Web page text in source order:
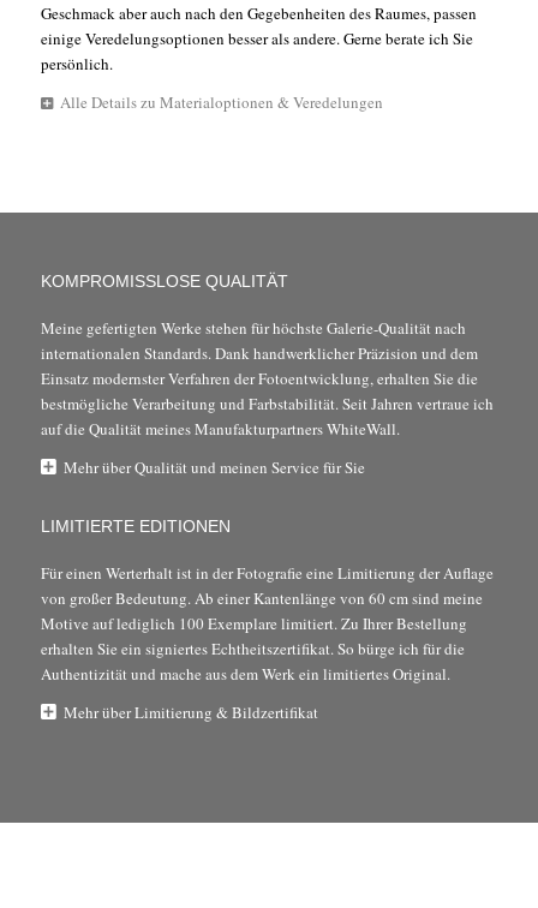
Geschmack aber auch nach den Gegebenheiten des Raumes, passen
einige Veredelungsoptionen besser als andere. Gerne berate ich Sie
persönlich.
Alle Details zu Materialoptionen & Veredelungen
KOMPROMISSLOSE QUALITÄT
Meine gefertigten Werke stehen für höchste Galerie-Qualität nach
internationalen Standards. Dank handwerklicher Präzision und dem
Einsatz modernster Verfahren der Fotoentwicklung, erhalten Sie die
bestmögliche Verarbeitung und Farbstabilität. Seit Jahren vertraue ich
auf die Qualität meines Manufakturpartners WhiteWall.
Mehr über Qualität und meinen Service für Sie
LIMITIERTE EDITIONEN
Für einen Werterhalt ist in der Fotografie eine Limitierung der Auflage
von großer Bedeutung. Ab einer Kantenlänge von 60 cm sind meine
Motive auf lediglich 100 Exemplare limitiert. Zu Ihrer Bestellung
erhalten Sie ein signiertes Echtheitszertifikat. So bürge ich für die
Authentizität und mache aus dem Werk ein limitiertes Original.
Mehr über Limitierung & Bildzertifikat